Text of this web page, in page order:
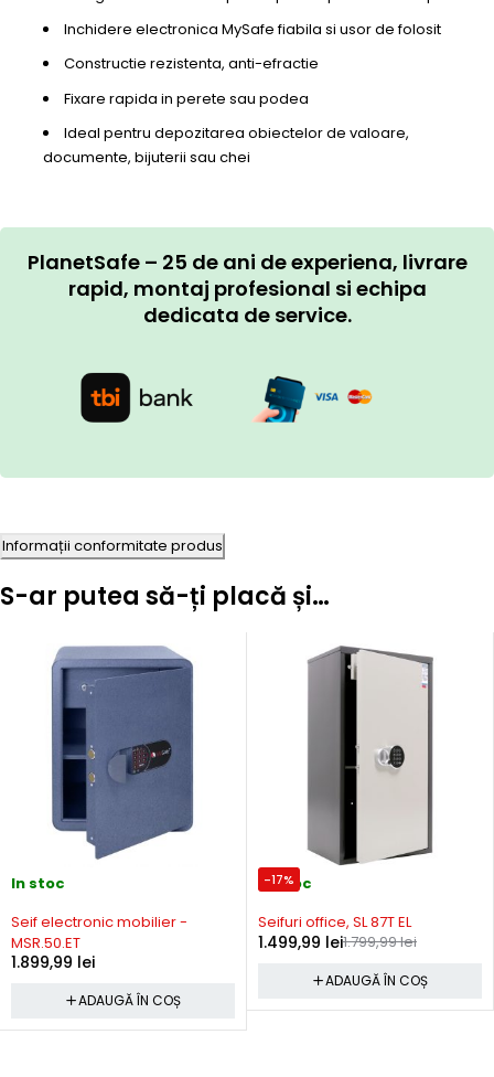
Inchidere electronica MySafe fiabila si usor de folosit
Constructie rezistenta, anti-efractie
Fixare rapida in perete sau podea
Ideal pentru depozitarea obiectelor de valoare,
documente, bijuterii sau chei
PlanetSafe – 25 de ani de experiena, livrare
rapid, montaj profesional si echipa
dedicata de service.
Informații conformitate produs
S-ar putea să-ți placă și…
In stoc
Seif electronic mobilier -
MSR.50.ET
1.899,99 lei
ADAUGĂ ÎN COȘ
-17%
In stoc
Seifuri office, SL 87T EL
1.799,99lei
1.499,99 lei
ADAUGĂ ÎN COȘ